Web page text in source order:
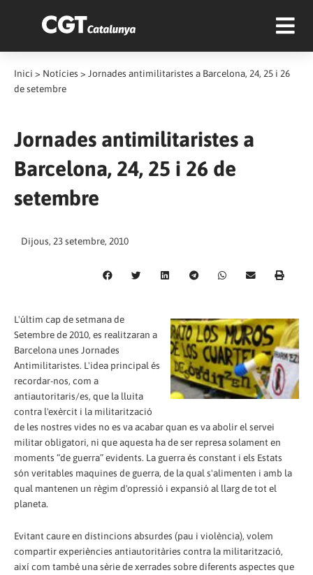
Inici > Notícies > Jornades antimilitaristes a Barcelona, 24, 25 i 26
de setembre
Jornades antimilitaristes a
Barcelona, 24, 25 i 26 de
setembre
Dijous, 23 setembre, 2010
L'últim cap de setmana de
Setembre de 2010, es realitzaran a
Barcelona unes Jornades
Antimilitaristes. L'idea principal és
recordar-nos, com a
antiautoritaris/es, que la lluita
contra l'exèrcit i la militarització
de les nostres vides no es va acabar quan es va abolir el servei
militar obligatori, ni que aquesta ha de ser represa solament en
moments “de guerra” evidents. La guerra és constant i els Estats
són veritables maquines de guerra, de la qual s'alimenten i amb la
qual mantenen un règim d'opressió i expansió al llarg de tot el
planeta.
Evitant caure en distincions absurdes (pau i violència), volem
compartir experiències antiautoritàries contra la militarització,
així com també una sèrie de xerrades sobre diferents aspectes que